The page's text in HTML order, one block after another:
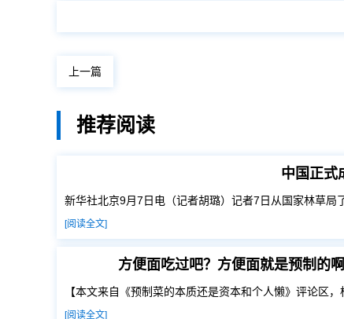
上一篇
推荐阅读
中国正式
新华社北京9月7日电（记者胡璐）记者7日从国家林草局
[阅读全文]
方便面吃过吧？方便面就是预制的
【本文来自《预制菜的本质还是资本和个人懒》评论区，
[阅读全文]